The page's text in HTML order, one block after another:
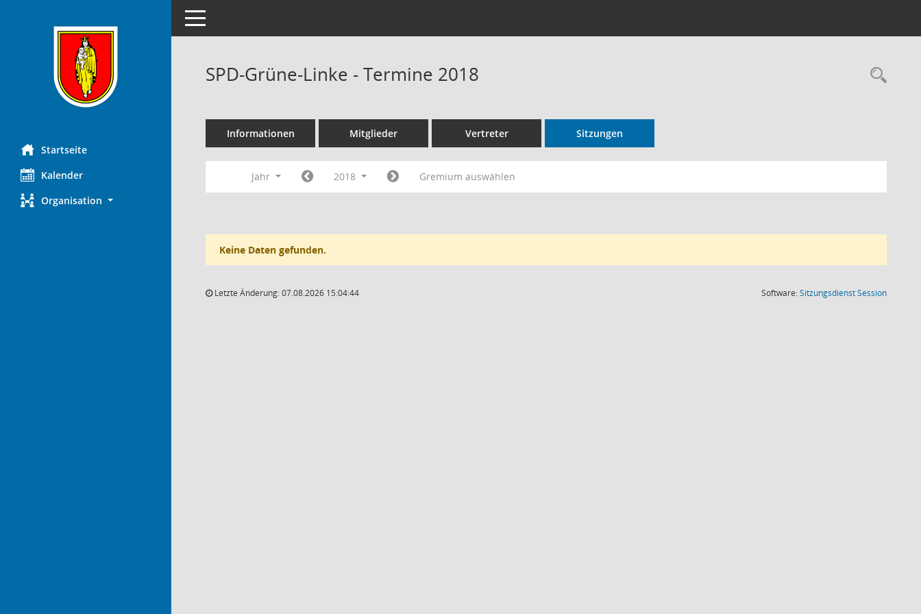
Startseite
Kalender
Organisation
Toggle navigation
SPD-Grüne-Linke - Termine 2018
Informationen Mitglieder Vertreter Sitzungen
Jahr 2018 Gremium auswählen
Keine Daten gefunden.
Letzte Änderung: 07.08.2026 15:04:44 Software:SitzungsdienstSession(Wird in